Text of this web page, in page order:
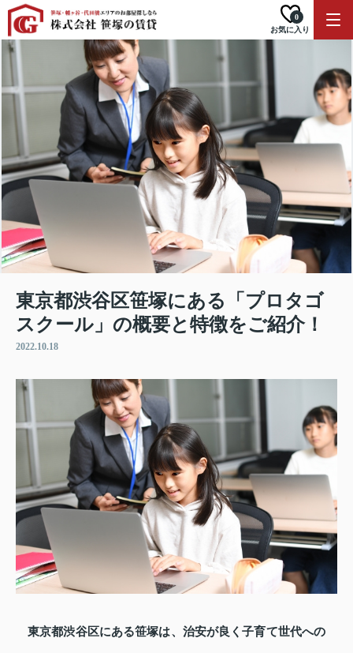
お気に入り
0
東京都渋谷区笹塚にある「プロタゴ
スクール」の概要と特徴をご紹介！
2022.10.18
東京都渋谷区にある笹塚は、治安が良く子育て世代への